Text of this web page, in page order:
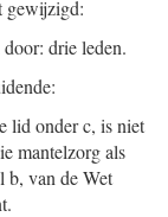
gewijzigd:
drie leden.
lid onder c, is niet
mantelzorg als
b, van de Wet